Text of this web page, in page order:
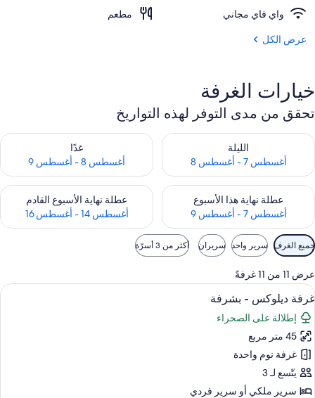
واي فاي مجاني
مطعم
عرض الكل
خيارات الغرفة
تحقق من مدى التوفر لهذه التواريخ
الليلة
أغسطس 7 - أغسطس 8
تحقق من مدى التوفر لليلة للفترة أغسطس 7 - أغسطس 8
غدًا
أغسطس 8 - أغسطس 9
تحقق من مدى التوفر لغد للفترة أغسطس
عطلة نهاية هذا الأسبوع
أغسطس 7 - أغسطس 9
تحقق من مدى التوفر لعطلة نهاية هذا الأسبوع للفترة أغسطس 7 - أغسطس 9
عطلة نهاية الأسبوع القادم
أغسطس 14 - أغسطس 16
تحقق من مدى التوفر لعطلة نهاية
عوامل
التصفية
المتاحة
للغرف
جميع الغرف سرير واحد سريران أكثر من 3 أسرّة
عرض 11 من 11 غرفةً
استعراض
جميع
صور
غرفة
ديلوكس
-
بشرفة
ملاءات من القطن المصري وأغطية فراش
5
غرفة ديلوكس - بشرفة
إطلالة على الصحراء
45 متر مربع
غرفة نوم واحدة
يتّسع لـ 3
سرير ملكي‫‬ أو سرير فردي